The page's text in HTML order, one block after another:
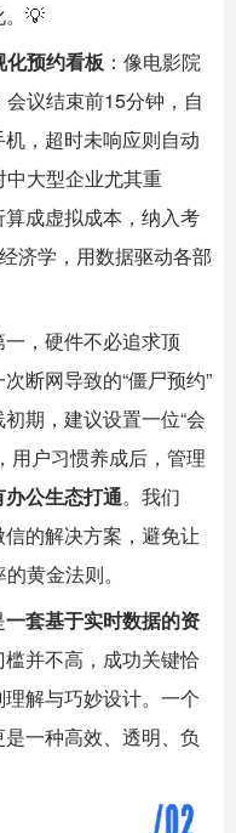
。💡
化预约看板 ：像电影院
会议结束前15分钟，自
，超时未响应则自动
中大型企业尤其重
成虚拟成本，纳入考
济学，用数据驱动各部
，硬件不必追求顶
次断网导致的“僵尸预约”
期，建议设置一位“会
用户习惯养成后，管理
公生态打通。我们
的解决方案，避免让
黄金法则。
一套基于实时数据的资
槛并不高，成功关键恰
解与巧妙设计。一个
一种高效、透明、负